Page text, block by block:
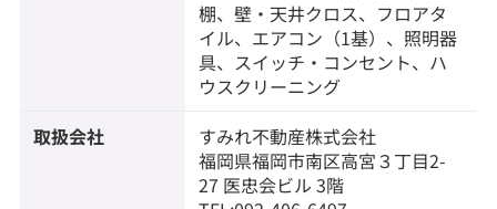
棚、壁・天井クロス、フロアタ
イル、エアコン（1基）、照明器
具、スイッチ・コンセント、ハ
ウスクリーニング
取扱会社
すみれ不動産株式会社
福岡県福岡市南区高宮３丁目2-
27 医忠会ビル 3階